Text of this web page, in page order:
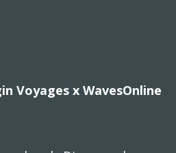
Voyages x WavesOnline